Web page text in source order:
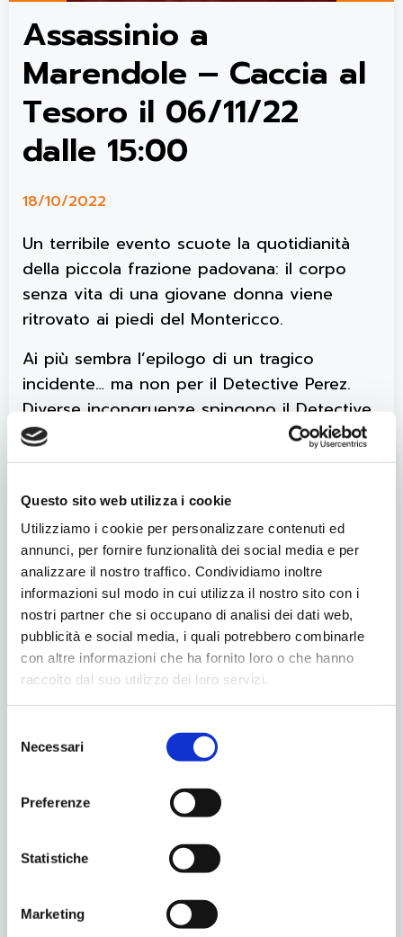
Questo sito web utilizza i cookie
Utilizziamo i cookie per personalizzare contenuti ed
annunci, per fornire funzionalità dei social media e per
analizzare il nostro traffico. Condividiamo inoltre
informazioni sul modo in cui utilizza il nostro sito con i
nostri partner che si occupano di analisi dei dati web,
pubblicità e social media, i quali potrebbero combinarle
con altre informazioni che ha fornito loro o che hanno
raccolto dal suo utilizzo dei loro servizi.
delNecessari
Preferenze
Statistiche
Marketing
Assassinio a
Marendole – Caccia al
Tesoro il 06/11/22
dalle 15:00
18/10/2022
Un terribile evento scuote la quotidianità
della piccola frazione padovana: il corpo
senza vita di una giovane donna viene
ritrovato ai piedi del Montericco.
Ai più sembra l’epilogo di un tragico
incidente… ma non per il Detective Perez.
Diverse incongruenze spingono il Detective
a far luce sulla vita della vittima, ma ognuno
racconta le verità che più fanno comodo.
L’evento è TOTALMENTE GRATUITO!
Come si può partecipare? Per maggiori
informazioni scansiona il QR Code della
locandina e accedi al foglio d’iscrizione! Puoi
partecipare sia in singolo che in gruppo.
Iscrizioni entro il 3 Novembre 2022
Vi aspettiamo numerosi!
Condividilo
Progetti Locali
Tags: Laboratorio Sostenibilità